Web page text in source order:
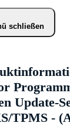
schließen
Update-
TPMS -